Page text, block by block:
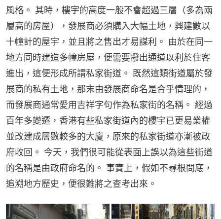
風格。 其時，樓宇的高度一般不會超過三層（多為兩
層高的房屋），發展商必須購入大幅土地，興建數以
十幢計的屋宇，並且將之售出才易謀利。 由於在同一
地方同時建造多幢房屋，便需要撥出通道以利於住客
進出，這便形成所謂私家街道。 既然這類街道屬於發
展商的私有土地，那末由發展商命名是合乎情理的，
而發展商通常愛用吉祥字句作為私家街的名稱。 經過
百年多變遷，香港有些私家街道內的樓宇已更易業權
並改建成層數較多的大廈，原來的私家街道亦漸被政
府收回。 今天，我們很可能從表面上誤以為這些街道
的名稱是由政府命名的。 事實上，假如不尋根問底，
追溯地方歷史，便很難將之查考出來。